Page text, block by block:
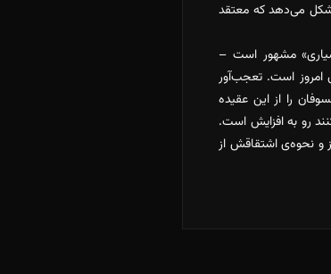
شکل می‌دهد که معتقد
مشهور است –
امروز است. تعجب‌آور
را از این عقیده
رو ‌‌به افزایش است.
و نحوه‌ی اشتقاقش از